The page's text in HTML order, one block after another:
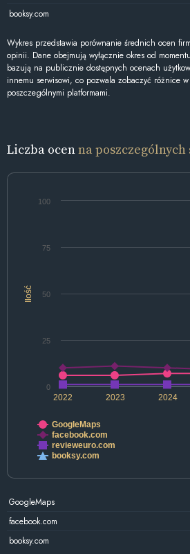
booksy.com
Wykres przedstawia porównanie średnich ocen
opinii. Dane obejmują wyłącznie okres od
bazują na publicznie dostępnych ocenach
innemu serwisowi, co pozwala zobaczyć różnice
poszczególnymi platformami.
Liczba ocenna
Ilość
2022 2024
2023
0
100
25
50
75
GoogleMaps
facebook.com
revieweuro.com
booksy.com
GoogleMaps
facebook.com
booksy.com